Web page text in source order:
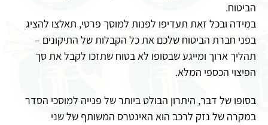
הביטוח.
במידה ובכל זאת תעדיפו לפנות למוסך פרטי, תאלצו להציג
בפני חברת הביטוח שלכם את כל הקבלות של התיקונים –
תהליך ארוך ומייגע שבסופו לא בטוח שתזכו לקבל את סך
הפיצוי הכספי המלא.
בסופו של דבר, היתרון הבולט ביותר של פנייה למוסכי הסדר
במקרה של נזק לרכב הוא האינטרס המשותף של שני